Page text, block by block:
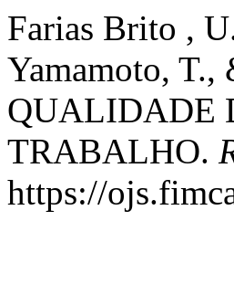
Farias Brito ,
Yamamoto,
QUALIDADE
TRABALHO.
https://